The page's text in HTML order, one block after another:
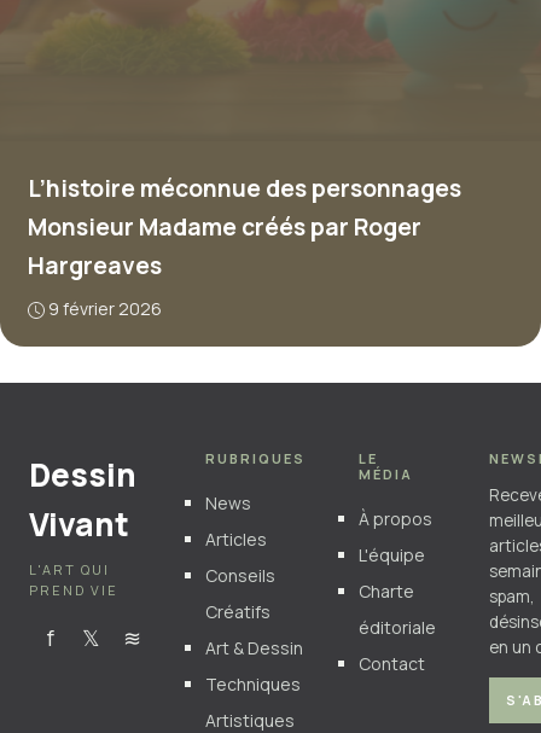
L’histoire méconnue des personnages
Monsieur Madame créés par Roger
Hargreaves
9 février 2026
Dessin
Vivant
L'ART QUI
PREND VIE
f 𝕏 ≋
RUBRIQUES
News
Articles
Conseils
Créatifs
Art & Dessin
Techniques
Artistiques
LE
MÉDIA
À propos
L'équipe
Charte
éditoriale
Contact
spam,
en un